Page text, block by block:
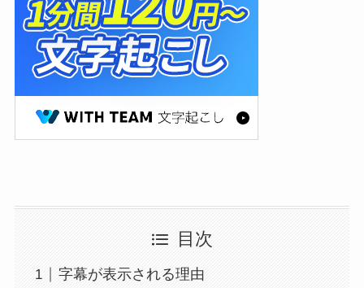
目次
字幕が表示される理由